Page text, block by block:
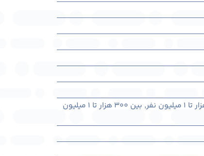
,
بین ۳۰۰ هزار تا ۱ میلیون